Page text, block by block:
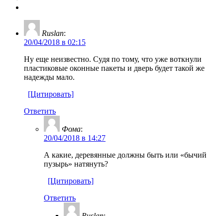
Ruslan:
20/04/2018 в 02:15
Ну еще неизвестно. Судя по тому, что уже воткнули
пластиковые оконные пакеты и дверь будет такой же
надежды мало.
[Цитировать]
Ответить
Фома:
20/04/2018 в 14:27
А какие, деревянные должны быть или «бычий
пузырь» натянуть?
[Цитировать]
Ответить